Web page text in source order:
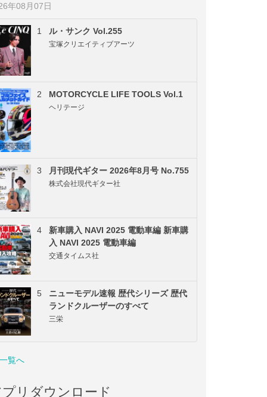
年08月07日
1 ル・サンク Vol.255
宝塚クリエイティブアーツ
2 MOTORCYCLE LIFE TOOLS Vol.1
ヘリテージ
3 月刊現代ギター 2026年8月号 No.755
株式会社現代ギター社
4
新車購入 NAVI 2025 電動車編 新車購
入 NAVI 2025 電動車編
交通タイムス社
5
ニューモデル速報 歴代シリーズ 歴代
ランドクルーザーのすべて
三栄
覧へ
リダウンロード